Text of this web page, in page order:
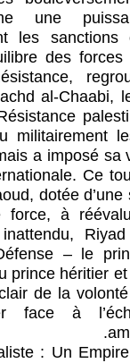
une
les sanctions
des
al-Chaabi,
militairement
a imposé sa
Ce
dotée
force, à
– le
prince héritier
de la
face à
: Un